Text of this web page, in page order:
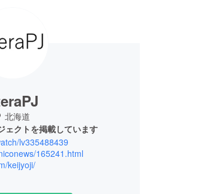
北海道
ェクトを掲載しています
lv335488439
165241.html
keijyoji/